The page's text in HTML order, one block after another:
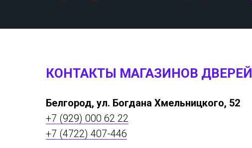
КОНТАКТЫ МАГАЗИНОВ ДВЕРЕЙ
Белгород, ул. Богдана Хмельницкого, 52
+7 (929) 000 62 22
+7 (4722) 407-446